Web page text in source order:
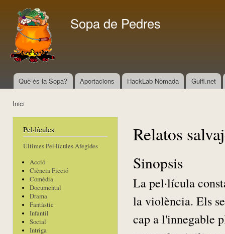
Sopa de Pedres
Menú principal
Què és la Sopa? Aportacions HackLab Nòmada Guifi.net
Inici
Pel·lícules
Últimes Pel·lícules Afegides
Acció
Ciència Ficció
Comèdia
Documental
Drama
Fantàstic
Infantil
Social
Intriga
Relatos
Sinopsis
La pel·lícula
la violència. Els
cap a l'innegable